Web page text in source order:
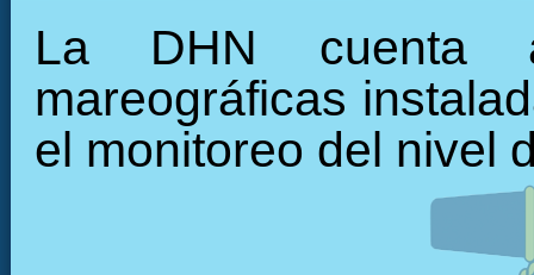
La DHN cuenta
mareográficas
el monitoreo del nivel